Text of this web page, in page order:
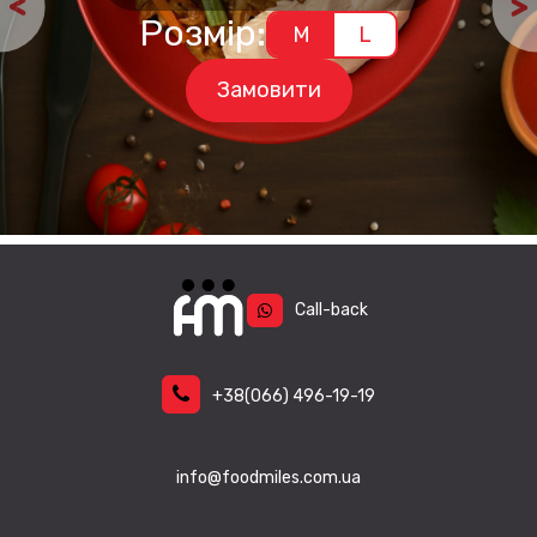
ціна:
257 грн.
ціна:
223 грн.
Розмір: M L
Замовити
Цей
товар
має
кілька
варіантів.
Параметри
можна
на
сторінці
товару
Call-back
+38(066) 496-19-19
info@foodmiles.com.ua